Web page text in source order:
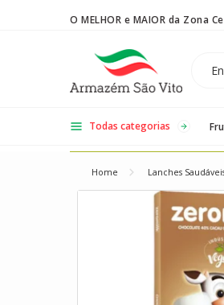
O MELHOR e MAIOR da Zona
Todas categorias
Home Lanches